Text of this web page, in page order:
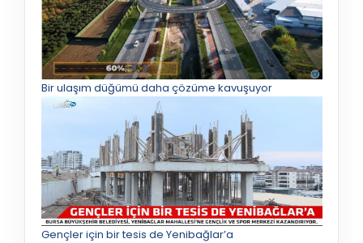
Bir ulaşım düğümü daha çözüme kavuşuyor
Gençler için bir tesis de Yenibağlar’a